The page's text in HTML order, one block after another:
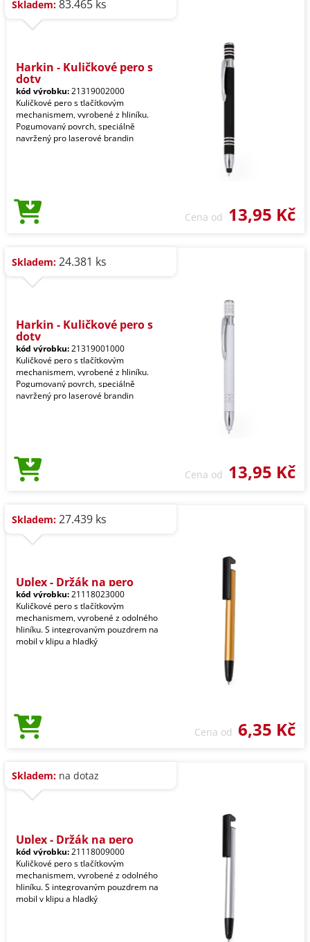
Skladem: 83.465 ks
Harkin - Kuličkové pero s
doty
kód výrobku:21319002000
Kuličkové pero s tlačítkovým
mechanismem, vyrobené z hliníku.
Pogumovaný povrch, speciálně
navržený pro laserové brandin
Cena od 13,95 Kč
Skladem: 24.381 ks
Harkin - Kuličkové pero s
doty
kód výrobku:21319001000
Kuličkové pero s tlačítkovým
mechanismem, vyrobené z hliníku.
Pogumovaný povrch, speciálně
navržený pro laserové brandin
Cena od 13,95 Kč
Skladem: 27.439 ks
Uplex - Držák na pero
kód výrobku:21118023000
Kuličkové pero s tlačítkovým
mechanismem, vyrobené z odolného
hliníku. S integrovaným pouzdrem na
mobil v klipu a hladký
Cena od 6,35 Kč
Skladem: na dotaz
Uplex - Držák na pero
kód výrobku:21118009000
Kuličkové pero s tlačítkovým
mechanismem, vyrobené z odolného
hliníku. S integrovaným pouzdrem na
mobil v klipu a hladký